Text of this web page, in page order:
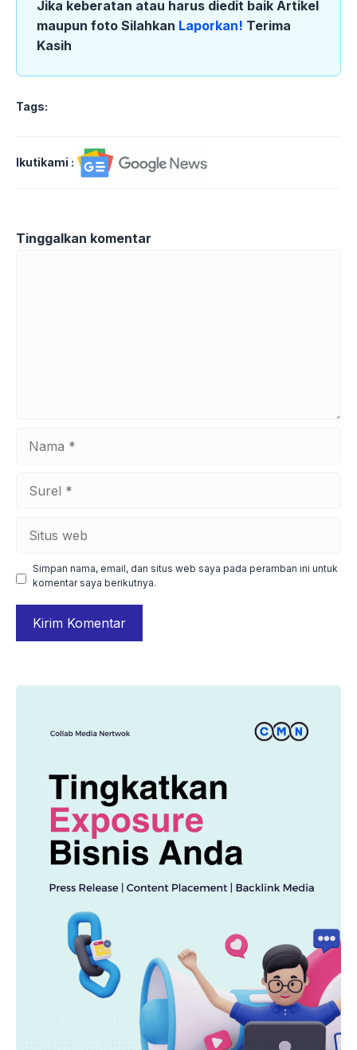
Jika keberatan atau harus diedit baik Artikel
maupun foto Silahkan Laporkan! Terima
Kasih
Tags:
Ikutikami :
Tinggalkan komentar
Simpan nama, email, dan situs web saya pada peramban ini untuk
komentar saya berikutnya.